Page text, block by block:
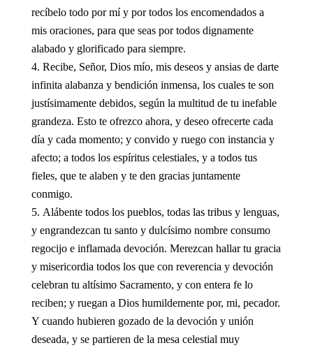
recíbelo todo por mí y por todos los encomendados a
mis oraciones, para que seas por todos dignamente
alabado y glorificado para siempre.
Recibe, Señor, Dios mío, mis deseos y ansias de darte
infinita alabanza y bendición inmensa, los cuales te son
justísimamente debidos, según la multitud de tu inefable
grandeza. Esto te ofrezco ahora, y deseo ofrecerte cada
día y cada momento; y convido y ruego con instancia y
afecto; a todos los espíritus celestiales, y a todos tus
fieles, que te alaben y te den gracias juntamente
conmigo.
Alábente todos los pueblos, todas las tribus y lenguas,
y engrandezcan tu santo y dulcísimo nombre consumo
regocijo e inflamada devoción. Merezcan hallar tu gracia
y misericordia todos los que con reverencia y devoción
celebran tu altísimo Sacramento, y con entera fe lo
reciben; y ruegan a Dios humildemente por, mi, pecador.
Y cuando hubieren gozado de la devoción y unión
deseada, y se partieren de la mesa celestial muy